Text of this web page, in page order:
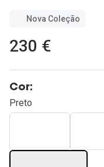
Nova Coleção
230 €
Cor:
Preto